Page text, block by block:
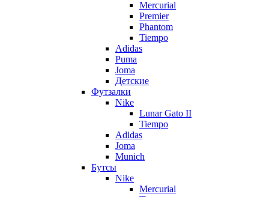
Mercurial
Premier
Phantom
Tiempo
Adidas
Puma
Joma
Детские
Футзалки
Nike
Lunar Gato II
Tiempo
Adidas
Joma
Munich
Бутсы
Nike
Mercurial